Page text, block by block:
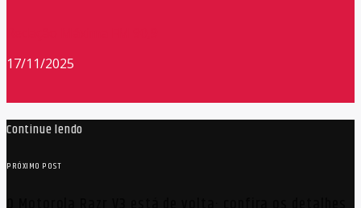
17/11/2025
Continue lendo
PRÓXIMO POST